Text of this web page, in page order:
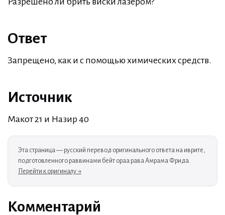
Ответ
Запрещено, как и с помощью химических средств.
Источник
Макот 21 и Назир 40
Эта страница — русский перевод оригинального ответа на иврите,
подготовленного раввинами бейт ораа рава Амрама Фрида.
Перейти к оригиналу →
Комментарий